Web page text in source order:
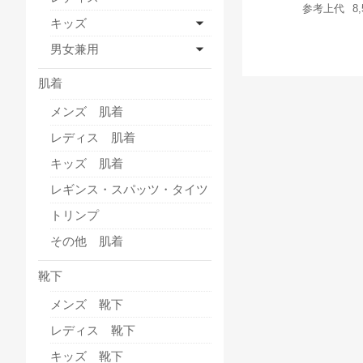
参考上代
キッズ
男女兼用
肌着
メンズ 肌着
レディス 肌着
キッズ 肌着
レギンス・スパッツ・タイツ
トリンプ
その他 肌着
靴下
メンズ 靴下
レディス 靴下
キッズ 靴下